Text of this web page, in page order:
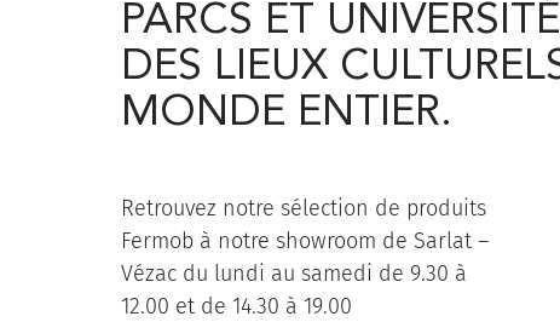
PARCS ET
DES LIEUX
MONDE ENTIER.
Retrouvez notre sélection de produits
Fermob à notre showroom de Sarlat –
Vézac du lundi au samedi de 9.30 à
12.00 et de 14.30 à 19.00